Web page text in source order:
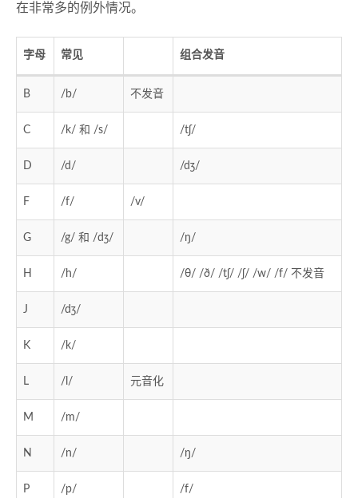
在非常多的例外情况。
字母 常见 组合发音
B /b/ 不发音
C /k/ 和 /s/ /tʃ/
D /d/ /dʒ/
F /f/ /v/
G /g/ 和 /dʒ/ /ŋ/
H /h/ /θ/ /ð/ /tʃ/ /ʃ/ /w/ /f/ 不发音
J /dʒ/
K /k/
L /l/ 元音化
M /m/
N /n/ /ŋ/
P /p/ /f/